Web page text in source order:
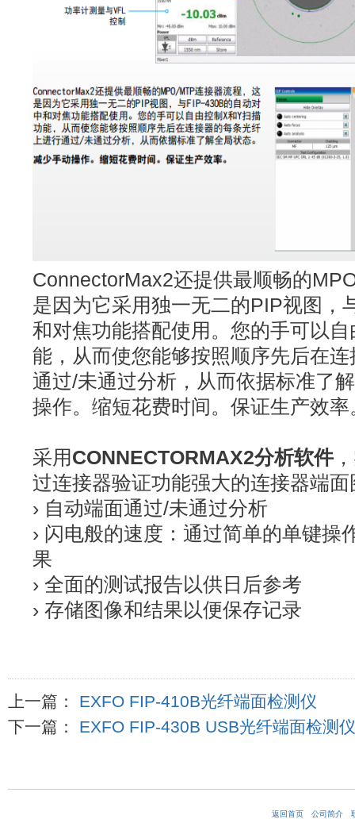
ConnectorMax2还提供最顺畅的
是因为它采用独一无二的PIP视图，
和对焦功能搭配使用。您的手可以
能，从而使您能够按照顺序先后在
通过/未通过分析，从而依据标准了
操作。缩短花费时间。保证生产效率
采用CONNECTORMAX2分析软件
过连接器验证功能强大的连接器端
› 自动端面通过/未通过分析
› 闪电般的速度：通过简单的单键操
果
› 全面的测试报告以供日后参考
› 存储图像和结果以便保存记录
上一篇： EXFO FIP-410B光纤端面检测仪
下一篇： EXFO FIP-430B USB光纤端面检测仪
返回首页 公司简介